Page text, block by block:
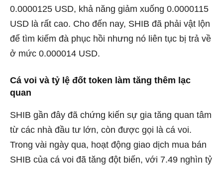
0.0000125 USD, khả năng giảm xuống 0.0000115
USD là rất cao. Cho đến nay, SHIB đã phải vật lộn
để tìm kiếm đà phục hồi nhưng nó liên tục bị trả về
ở mức 0.000014 USD.
Cá voi và tỷ lệ đốt token làm tăng thêm lạc
quan
SHIB gần đây đã chứng kiến ​​sự gia tăng quan tâm
từ các nhà đầu tư lớn, còn được gọi là cá voi.
Trong vài ngày qua, hoạt động giao dịch mua bán
SHIB của cá voi đã tăng đột biến, với 7.49 nghìn tỷ